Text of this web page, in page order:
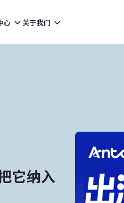
心 关于我们
它纳入